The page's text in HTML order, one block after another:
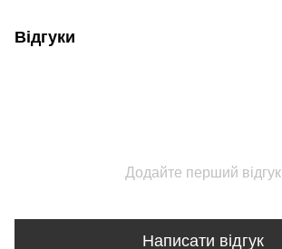
Відгуки
Додайте перший відгук
Написати відгук